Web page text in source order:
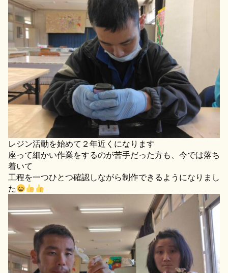
レジン活動を始めて２年近くになります
座って細かい作業をするのが苦手だった方も、今では落ち
着いて
工程を一つひとつ確認しながら制作できるようになりまし
た